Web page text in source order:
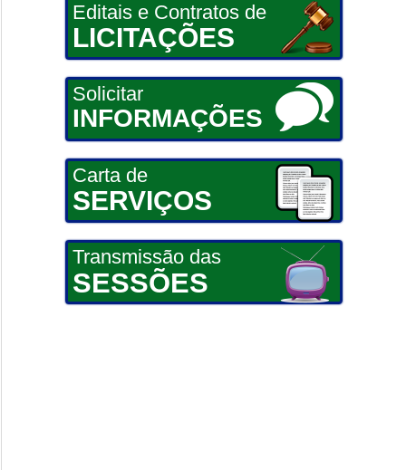
Editais e Contratos de
LICITAÇÕES
Solicitar
INFORMAÇÕES
Carta de
SERVIÇOS
Transmissão das
SESSÕES